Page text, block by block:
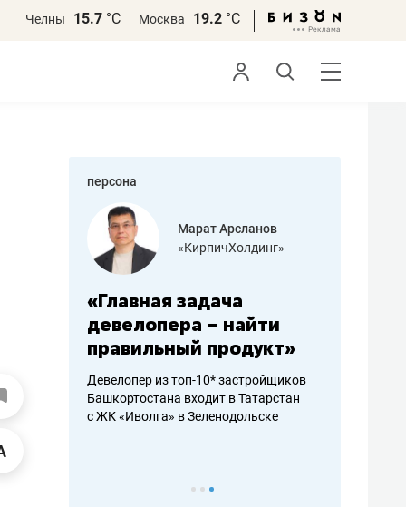
Челны 15.7 °С Москва 19.2 °С
персона
аксакалов и
Марат Арсланов
«КирпичХолдинг»
«Главная задача
девелопера – найти
правильный продукт»
Девелопер из топ-10* застройщиков
Башкортостана входит в Татарстан
с ЖК «Иволга» в Зеленодольске